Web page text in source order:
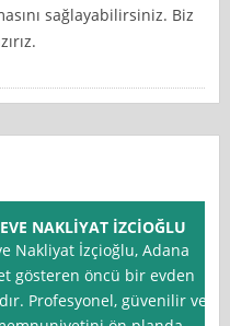
sağlayabilirsiniz. Biz
NAKLİYAT İZCİOĞLU
Nakliyat İzçioğlu, Adana
gösteren öncü bir evden
Profesyonel, güvenilir ve